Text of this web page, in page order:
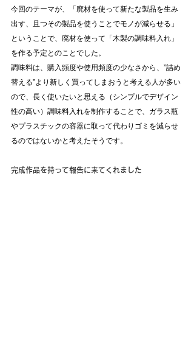
今回のテーマが、「廃材を使って新たな製品を生み
出す、且つその製品を使うことでモノが減らせる」
ということで、廃材を使って「木製の調味料入れ」
を作る予定とのことでした。
調味料は、購入頻度や使用頻度の少なさから、”詰め
替える”より新しく買ってしまおうと考える人が多い
ので、長く使いたいと思える（シンプルでデザイン
性の高い）調味料入れを制作することで、ガラス瓶
やプラスチックの容器に取って代わりゴミを減らせ
るのではないかと考えたそうです。
完成作品を持って報告に来てくれました